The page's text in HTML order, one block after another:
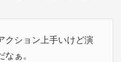
クション上手いけど演
ぁ。